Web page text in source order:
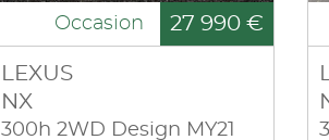
Occasion 27 990 €
LEXUS
NX
300h 2WD Design MY21